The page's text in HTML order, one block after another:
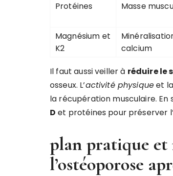
Protéines
Masse
Magnésium et
K2
calcium
Il faut aussi veiller à réduire le
osseux. L’activité physiqueet la
la récupération musculaire.
D et protéines pour préserver l’
plan pratique
l’ostéoporose